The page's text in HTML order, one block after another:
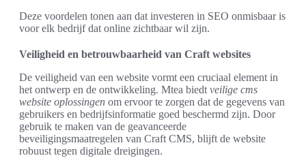
Deze voordelen tonen aan dat investeren in SEO onmisbaar is
voor elk bedrijf dat online zichtbaar wil zijn.
Veiligheid en betrouwbaarheid van Craft websites
De veiligheid van een website vormt een cruciaal element in
het ontwerp en de ontwikkeling. Mtea biedt veilige cms
website oplossingen om ervoor te zorgen dat de gegevens van
gebruikers en bedrijfsinformatie goed beschermd zijn. Door
gebruik te maken van de geavanceerde
beveiligingsmaatregelen van Craft CMS, blijft de website
robuust tegen digitale dreigingen.